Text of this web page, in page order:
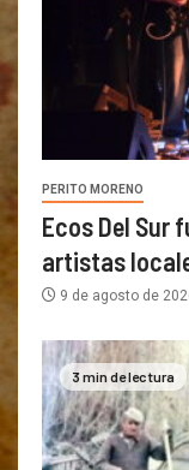
PERITO MORENO
Ecos Del Sur
artistas
9 de agosto de
3 min de lectura